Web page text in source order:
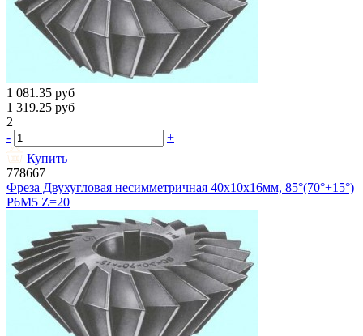
1 081.35 руб
1 319.25 руб
2
-
+
Купить
778667
Фреза Двухугловая несимметричная 40х10х16мм, 85°(70°+15°)
Р6М5 Z=20